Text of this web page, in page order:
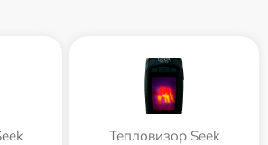
Тепловизор Seek